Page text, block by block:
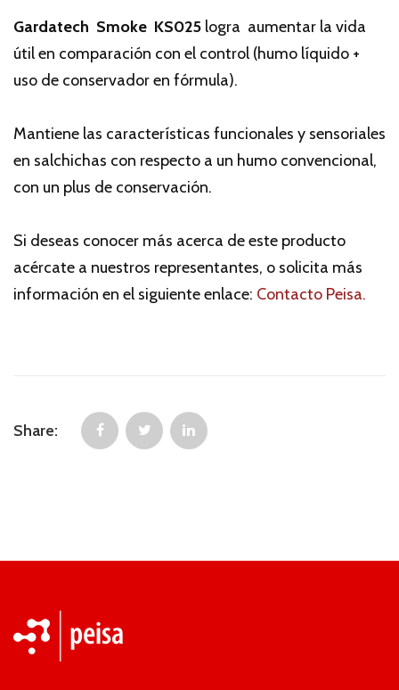
Gardatech Smoke KS025 logra aumentar la vida
útil en comparación con el control (humo líquido +
uso de conservador en fórmula).
Mantiene las características funcionales y sensoriales
en salchichas con respecto a un humo convencional,
con un plus de conservación.
Si deseas conocer más acerca de este producto
acércate a nuestros representantes, o solicita más
información en el siguiente enlace: Contacto Peisa.
Share: